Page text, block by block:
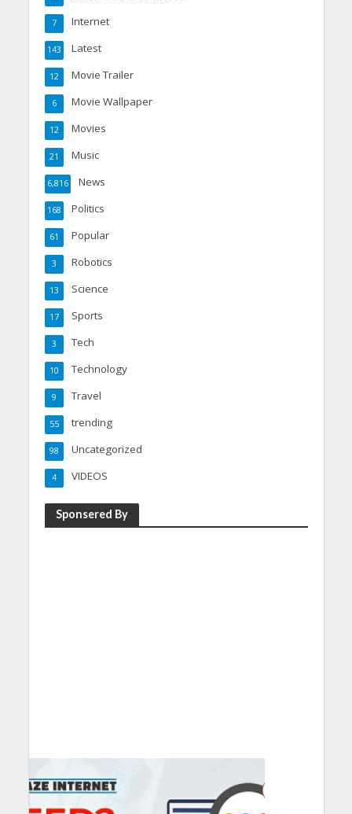
Internet
7
Latest
143
Movie Trailer
12
Movie Wallpaper
6
Movies
12
Music
21
News
6,816
Politics
168
Popular
61
Robotics
3
Science
13
Sports
17
Tech
3
Technology
10
Travel
9
trending
55
Uncategorized
98
VIDEOS
4
Sponsered By